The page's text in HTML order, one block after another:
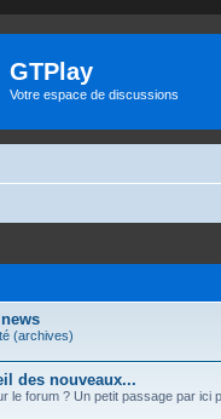
GTPlay
Votre espace de discussions
(archives)
des nouveaux...
le forum ? Un petit passage par ici